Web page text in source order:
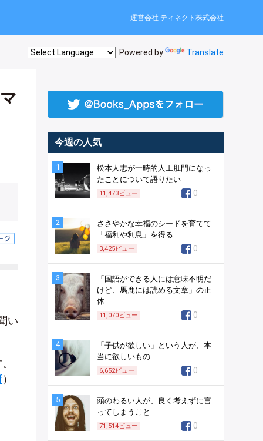
運営会社 ティネクト株式会社
Powered by Translate
い
）
今週の人気
1
松本人志が一時的人工肛門になっ
たことについて語りたい
11,473ビュー 0
2
ささやかな幸福のシードを育てて
「福利や利息」を得る
3,425ビュー 0
3
「国語ができる人には意味不明だ
けど、馬鹿には読める文章」の正
体
11,070ビュー 0
4
「子供が欲しい」という人が、本
当に欲しいもの
6,652ビュー 0
5
頭のわるい人が、良く考えずに言
ってしまうこと
71,514ビュー 0